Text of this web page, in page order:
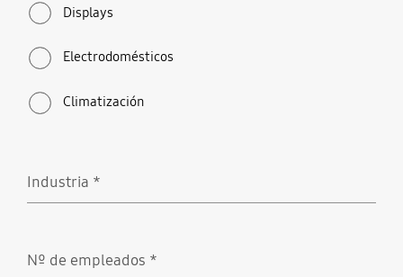
Displays
Electrodomésticos
Climatización
Industria *
Nº de empleados *